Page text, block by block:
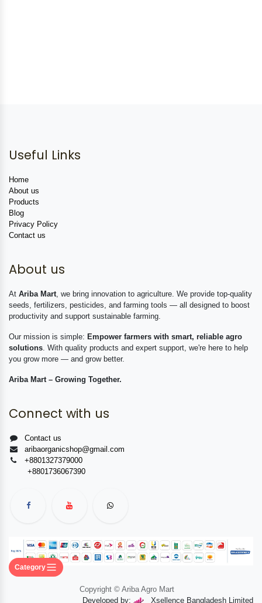
Category
Useful Links
Home
About us
Products
Blog
Privacy Policy
Contact us
About us
At Ariba Mart , we bring innovation to agriculture. We provide top-quality
seeds, fertilizers, pesticides, and farming tools — all designed to boost
productivity and support sustainable farming.
Our mission is simple: Empower farmers with smart, reliable agro
solutions . With quality products and expert support, we're here to help
you grow more — and grow better.
Ariba Mart – Growing Together.
Connect with us
Contact us
aribaorganicshop@gmail.com
+8801327379000
+8801736067390
Copyright © Ariba Agro Mart
Developed by:
Xsellence Bangladesh Limited